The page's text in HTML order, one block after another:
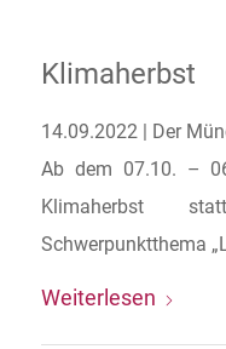
Klimaherbst
14.09.2022 | Der
Ab dem 07.10. –
Klimaherbst
Schwerpunktthema
Weiterlesen